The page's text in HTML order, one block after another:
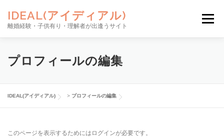
IDEAL(アイディアル)
離婚経験・子供有り・理解者が出逢うサイト
メニュー
お相手を探す サイトの使い方
安心のサポート NEWS お問い合わせ
ログイン
プロフィールの編集
IDEAL(アイディアル) > プロフィールの編集
このページを表示するためにはログインが必要です。